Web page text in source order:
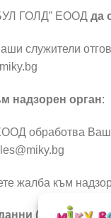
ГОЛД” ЕООД да
служители
надзорен орган:
обработва
жалба към
(КЗЛД)